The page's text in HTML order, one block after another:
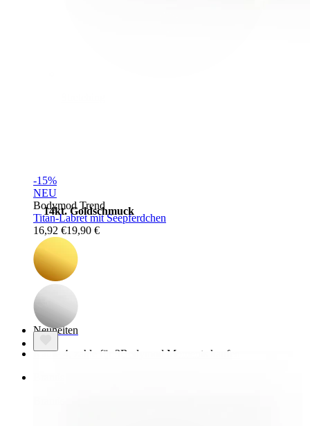
14kt. Goldschmuck
Shoppe Titan
Neuheiten
Kaufe 4, zahle für 3Bodymod Moments kaufen
-15%
NEU
Bodymod Trend
Titan-Labret mit Seepferdchen
16,92 €19,90 €